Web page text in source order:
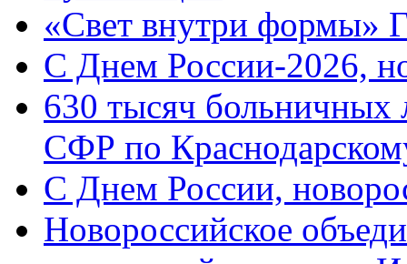
«Свет внутри формы»
C Днем России-2026,
630 тысяч больничных
СФР по
C Днем России,
Новороссийское